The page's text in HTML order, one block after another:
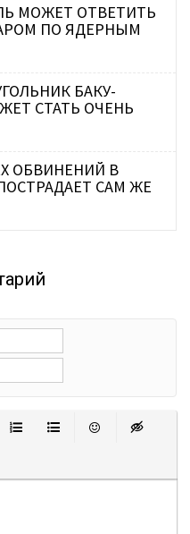
МОЖЕТ ОТВЕТИТЬ
ПО ЯДЕРНЫМ
БАКУ-
СТАТЬ ОЧЕНЬ
ОБВИНЕНИЙ В
САМ ЖЕ